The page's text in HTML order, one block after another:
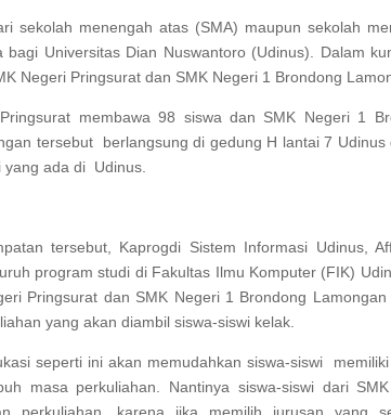
sekolah menengah atas (SMA) maupun sekolah
bagi Universitas Dian Nuswantoro (Udinus). Dalam
Negeri Pringsurat dan SMK Negeri 1 Brondong
membawa 98 siswa dan SMK Negeri 1
tersebut berlangsung di gedung H lantai 7
yang ada di Udinus.
tersebut, Kaprogdi Sistem Informasi Udinus,
program studi di Fakultas Ilmu Komputer (FIK)
Pringsurat dan SMK Negeri 1 Brondong
yang akan diambil siswa-siswi kelak.
seperti ini akan memudahkan siswa-siswi
masa perkuliahan. Nantinya siswa-siswi dari